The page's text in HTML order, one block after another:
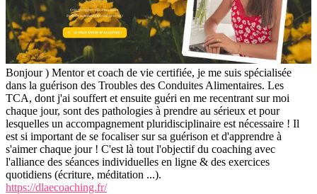
Bonjour ) Mentor et coach de vie certifiée, je me suis spécialisée
dans la guérison des Troubles des Conduites Alimentaires. Les
TCA, dont j'ai souffert et ensuite guéri en me recentrant sur moi
chaque jour, sont des pathologies à prendre au sérieux et pour
lesquelles un accompagnement pluridisciplinaire est nécessaire ! Il
est si important de se focaliser sur sa guérison et d'apprendre à
s'aimer chaque jour ! C'est là tout l'objectif du coaching avec
l'alliance des séances individuelles en ligne & des exercices
quotidiens (écriture, méditation ...).
https://dlaecoaching.fr/